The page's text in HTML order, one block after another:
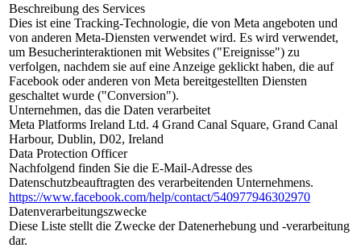
Beschreibung des Services
Dies ist eine Tracking-Technologie, die von Meta angeboten und
von anderen Meta-Diensten verwendet wird. Es wird verwendet,
um Besucherinteraktionen mit Websites ("Ereignisse") zu
verfolgen, nachdem sie auf eine Anzeige geklickt haben, die auf
Facebook oder anderen von Meta bereitgestellten Diensten
geschaltet wurde ("Conversion").
Unternehmen, das die Daten verarbeitet
Meta Platforms Ireland Ltd. 4 Grand Canal Square, Grand Canal
Harbour, Dublin, D02, Ireland
Data Protection Officer
Nachfolgend finden Sie die E-Mail-Adresse des
Datenschutzbeauftragten des verarbeitenden Unternehmens.
https://www.facebook.com/help/contact/540977946302970
Datenverarbeitungszwecke
Diese Liste stellt die Zwecke der Datenerhebung und -verarbeitung
dar.